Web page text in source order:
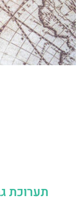
תערוכת